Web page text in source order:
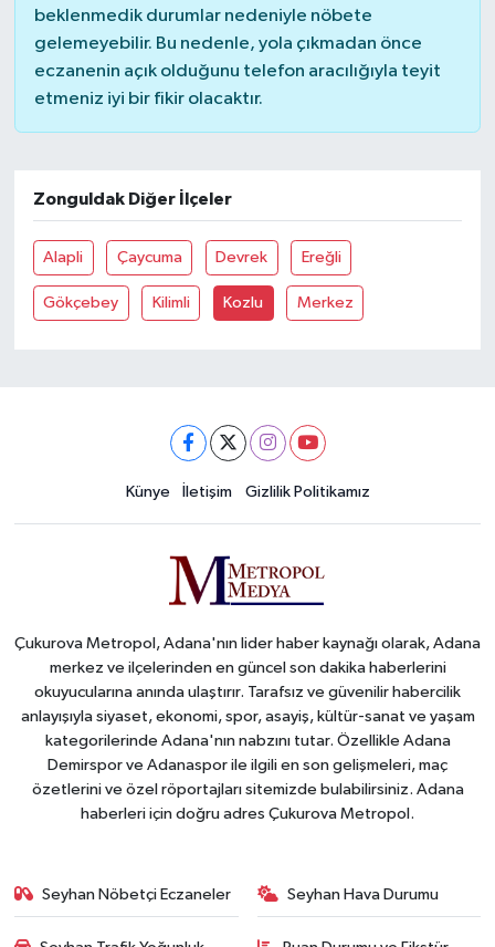
beklenmedik durumlar nedeniyle nöbete
gelemeyebilir. Bu nedenle, yola çıkmadan önce
eczanenin açık olduğunu telefon aracılığıyla teyit
etmeniz iyi bir fikir olacaktır.
Zonguldak Diğer İlçeler
Alapli Çaycuma Devrek Ereğli
Gökçebey Kilimli Kozlu Merkez
Künye İletişim Gizlilik Politikamız
Çukurova Metropol, Adana'nın lider haber kaynağı olarak, Adana
merkez ve ilçelerinden en güncel son dakika haberlerini
okuyucularına anında ulaştırır. Tarafsız ve güvenilir habercilik
anlayışıyla siyaset, ekonomi, spor, asayiş, kültür-sanat ve yaşam
kategorilerinde Adana'nın nabzını tutar. Özellikle Adana
Demirspor ve Adanaspor ile ilgili en son gelişmeleri, maç
özetlerini ve özel röportajları sitemizde bulabilirsiniz. Adana
haberleri için doğru adres Çukurova Metropol.
Seyhan Nöbetçi Eczaneler Seyhan Hava Durumu